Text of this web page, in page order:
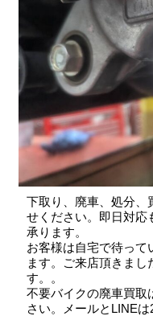
下取り、廃車、処分、
せください。即日対応
承ります。
お客様は自宅で待って
ます。ご来店頂きまし
す。。
不要バイクの廃車買取
さい。メールとLINEは